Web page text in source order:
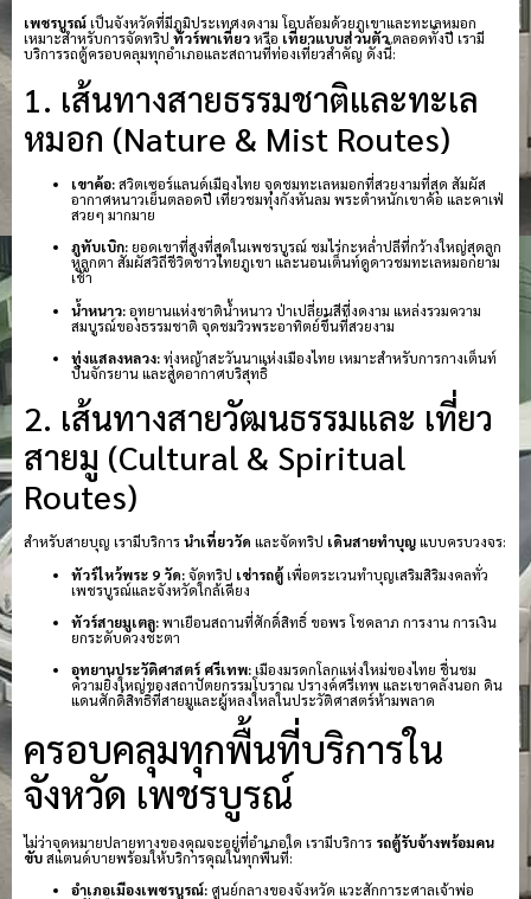
เพชรบูรณ์เป็นจังหวัดที่มีภูมิประเทศงดงาม โอบล้อมด้วยภูเขาและทะเลหมอก
เหมาะสำหรับการจัดทริป ทัวร์พาเที่ยวหรือ เที่ยวแบบส่วนตัวตลอดทั้งปี เรามี
บริการรถตู้ครอบคลุมทุกอำเภอและสถานที่ท่องเที่ยวสำคัญ ดังนี้:
1. เส้นทางสายธรรมชาติและทะเล
หมอก (Nature & Mist Routes)
เขาค้อ:สวิตเซอร์แลนด์เมืองไทย จุดชมทะเลหมอกที่สวยงามที่สุด สัมผัส
อากาศหนาวเย็นตลอดปี เที่ยวชมทุ่งกังหันลม พระตำหนักเขาค้อ และคาเฟ่
สวยๆ มากมาย
ภูทับเบิก: ยอดเขาที่สูงที่สุดในเพชรบูรณ์ ชมไร่กะหล่ำปลีที่กว้างใหญ่สุดลูก
หูลูกตา สัมผัสวิถีชีวิตชาวไทยภูเขา และนอนเต็นท์ดูดาวชมทะเลหมอกยาม
เช้า
น้ำหนาว:อุทยานแห่งชาติน้ำหนาว ป่าเปลี่ยนสีที่งดงาม แหล่งรวมความ
สมบูรณ์ของธรรมชาติ จุดชมวิวพระอาทิตย์ขึ้นที่สวยงาม
ทุ่งแสลงหลวง:ทุ่งหญ้าสะวันนาแห่งเมืองไทย เหมาะสำหรับการกางเต็นท์
ปั่นจักรยาน และสูดอากาศบริสุทธิ์
2. เส้นทางสายวัฒนธรรมและ เที่ยว
สายมู (Cultural & Spiritual
Routes)
สำหรับสายบุญ เรามีบริการนำเที่ยววัด และจัดทริป เดินสายทำบุญแบบครบวงจร:
ทัวร์ไหว้พระ 9 วัด:จัดทริป เช่ารถตู้เพื่อตระเวนทำบุญเสริมสิริมงคลทั่ว
เพชรบูรณ์และจังหวัดใกล้เคียง
ทัวร์สายมูเตลู:พาเยือนสถานที่ศักดิ์สิทธิ์ ขอพร โชคลาภ การงาน การเงิน
ยกระดับดวงชะตา
อุทยานประวัติศาสตร์ ศรีเทพ:เมืองมรดกโลกแห่งใหม่ของไทย ชื่นชม
ความยิ่งใหญ่ของสถาปัตยกรรมโบราณ ปรางค์ศรีเทพ และเขาคลังนอก ดิน
แดนศักดิ์สิทธิ์ที่สายมูและผู้หลงใหลในประวัติศาสตร์ห้ามพลาด
ครอบคลุมทุกพื้นที่บริการใน
จังหวัด เพชรบูรณ์
ไม่ว่าจุดหมายปลายทางของคุณจะอยู่ที่อำเภอใด เรามีบริการ รถตู้รับจ้างพร้อมคน
ขับสแตนด์บายพร้อมให้บริการคุณในทุกพื้นที่:
อำเภอเมืองเพชรบูรณ์: ศูนย์กลางของจังหวัด แวะสักการะศาลเจ้าพ่อ